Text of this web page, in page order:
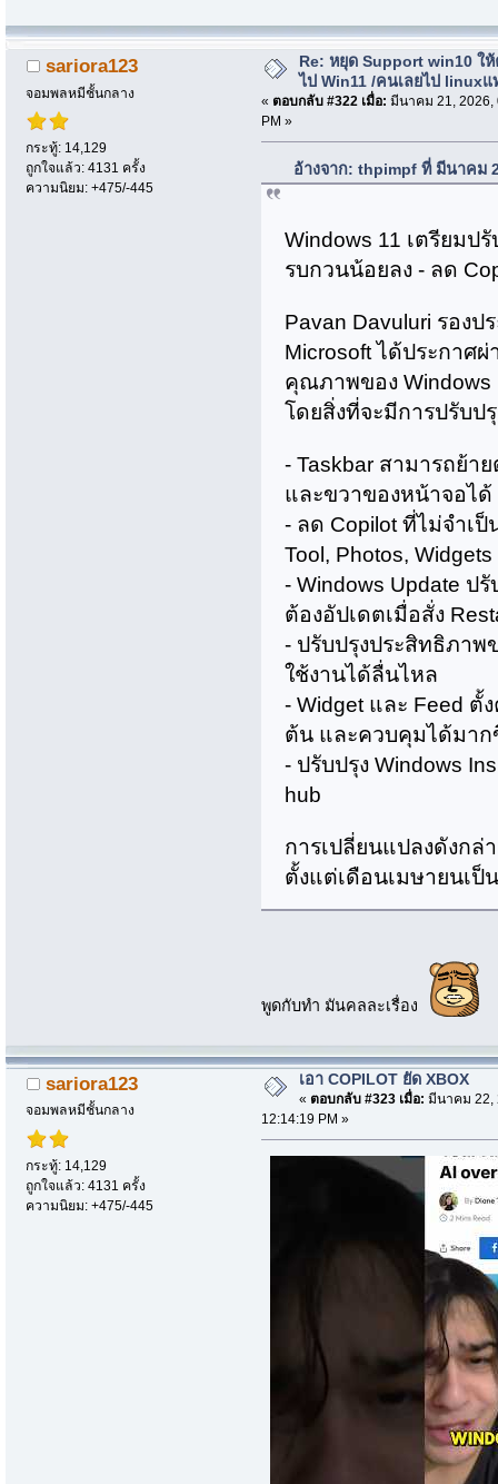
sariora123
จอมพลหมีชั้นกลาง
กระทู้: 14,129
ถูกใจแล้ว: 4131 ครั้ง
ความนิยม: +475/-445
Re: หยุด Support win10 ใ
ไป Win11 /คนเลยไป linuxแ
« ตอบกลับ #322 เมื่อ: มีนาคม 21, 2026,
PM »
อ้างจาก: thpimpf ที่ มีนาคม
Windows 11 เตรียม
รบกวนน้อยลง - ลด
Pavan Davuluri รองป
Microsoft ได้ประกาศ
คุณภาพของ Windows
โดยสิ่งที่จะมีการปรับป
- Taskbar สามารถย้า
และขวาของหน้าจอได้
- ลด Copilot ที่ไม่จำเ
Tool, Photos,
- Windows Update ป
ต้องอัปเดตเมื่อสั่ง
- ปรับปรุงประสิทธิภาพ
ใช้งานได้ลื่นไหล
- Widget และ Feed ตั้
ต้น และควบคุมได้มา
- ปรับปรุง Windows
hub
การเปลี่ยนแปลงดังกล่
ตั้งแต่เดือนเมษายนเป็
พูดกับทำ มันคลละเรื่อง
sariora123
จอมพลหมีชั้นกลาง
กระทู้: 14,129
ถูกใจแล้ว: 4131 ครั้ง
ความนิยม: +475/-445
เอา COPILOT ยัด XBOX
« ตอบกลับ #323 เมื่อ: มีนาคม 22,
12:14:19 PM »